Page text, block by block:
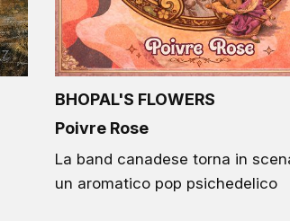
BHOPAL'S FLOWERS
Poivre Rose
La band canadese torna in
un aromatico pop psichedelico